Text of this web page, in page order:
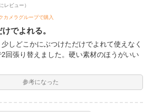
レビュー）
カメラグループで購入
でよれる。
しどこかにぶつけただけでよれて使えなく
回張り替えました。硬い素材のほうがいい
参考になった